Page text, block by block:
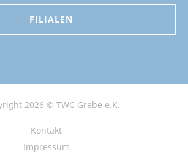
FILIALEN
2026 © TWC Grebe e.K.
Kontakt
Impressum